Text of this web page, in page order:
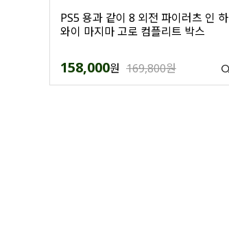
PS5 용과 같이 8 외전 파이러츠 인 하
와이 마지마 고로 컴플리트 박스
158,000원 169,800원